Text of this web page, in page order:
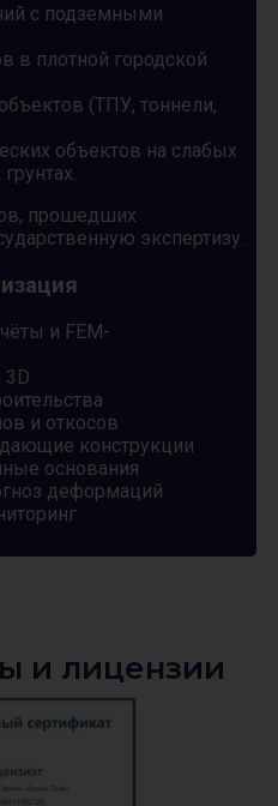
с подземными
в плотной городской
(ТПУ, тоннели,
объектов на слабых
прошедших
экспертизу.
и FEM-
3D
и откосов
конструкции
основания
деформаций
и лицензии